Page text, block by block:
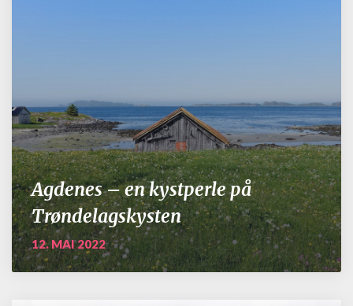
Agdenes – en kystperle på
Trøndelagskysten
12. MAI 2022